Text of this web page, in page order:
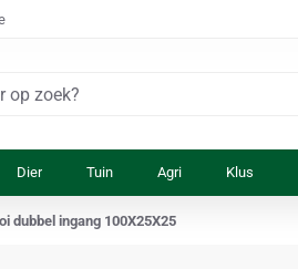
Dier Tuin Agri Klus
dubbel ingang 100X25X25